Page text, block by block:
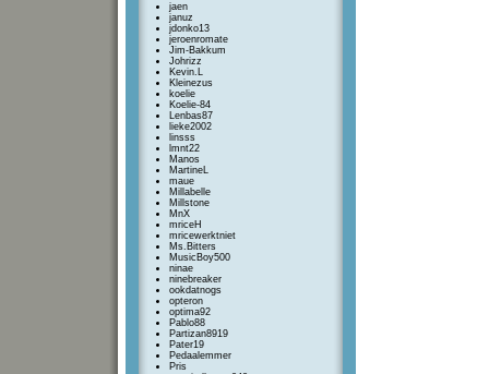
jaen
januz
jdonko13
jeroenromate
Jim-Bakkum
Johrizz
Kevin.L
Kleinezus
koelie
Koelie-84
Lenbas87
lieke2002
linsss
lmnt22
Manos
MartineL
maue
Millabelle
Millstone
MnX
mriceH
mricewerktniet
Ms.Bitters
MusicBoy500
ninae
ninebreaker
ookdatnogs
opteron
optima92
Pablo88
Partizan8919
Pater19
Pedaalemmer
Pris